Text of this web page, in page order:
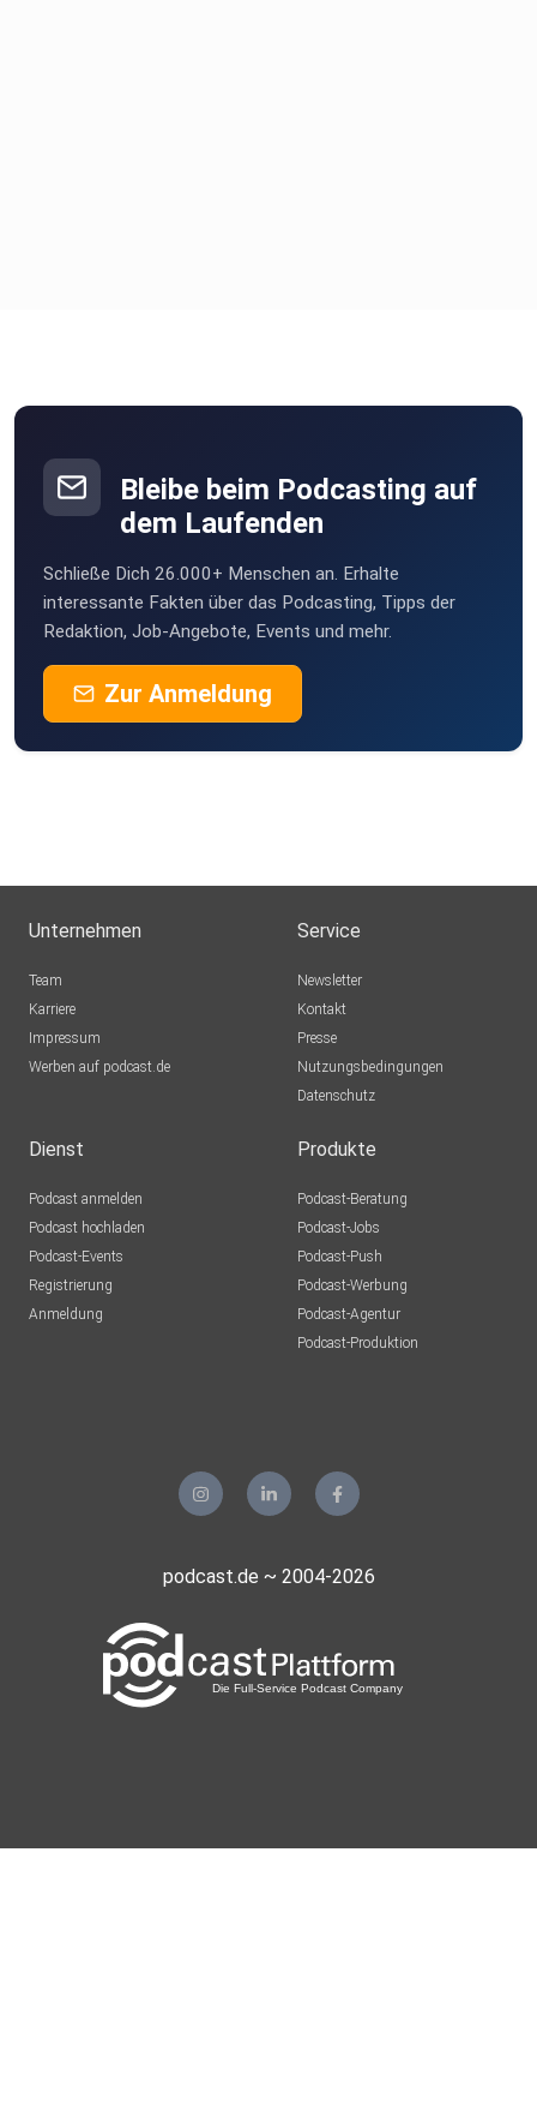
Bleibe beim Podcasting auf
dem Laufenden
Schließe Dich 26.000+ Menschen an. Erhalte
interessante Fakten über das Podcasting, Tipps der
Redaktion, Job-Angebote, Events und mehr.
Zur Anmeldung
Unternehmen
Team
Karriere
Impressum
Werben auf podcast.de
Service
Newsletter
Kontakt
Presse
Nutzungsbedingungen
Datenschutz
Dienst
Podcast anmelden
Podcast hochladen
Podcast-Events
Registrierung
Anmeldung
Produkte
Podcast-Beratung
Podcast-Jobs
Podcast-Push
Podcast-Werbung
Podcast-Agentur
Podcast-Produktion
podcast.de ~ 2004-2026